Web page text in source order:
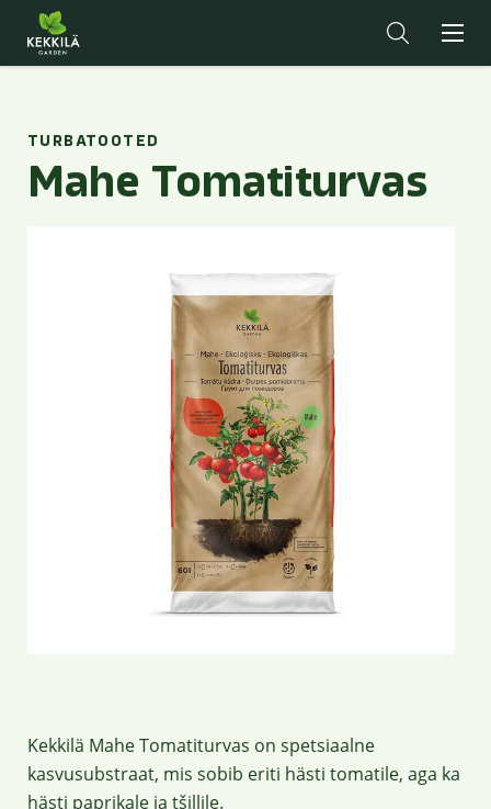
TURBATOOTED
Mahe Tomatiturvas
Kekkilä Mahe Tomatiturvas on spetsiaalne
kasvusubstraat, mis sobib eriti hästi tomatile, aga ka
hästi paprikale ja tšillile.